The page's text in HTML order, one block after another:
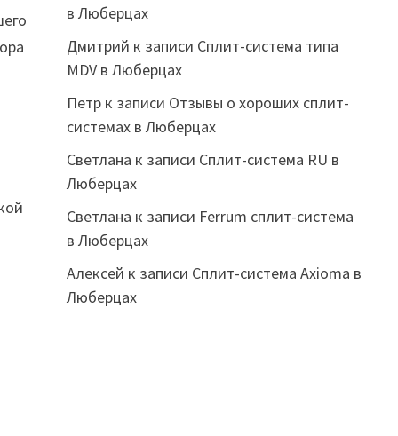
в Люберцах
Дмитрий к записи Сплит-система типа
MDV в Люберцах
Петрк записи Отзывы о хороших сплит-
системах в Люберцах
Светлана к записи Сплит-система RU в
Люберцах
Светлана к записи Ferrum сплит-система
в Люберцах
Алексей к записи Сплит-система Axioma в
Люберцах